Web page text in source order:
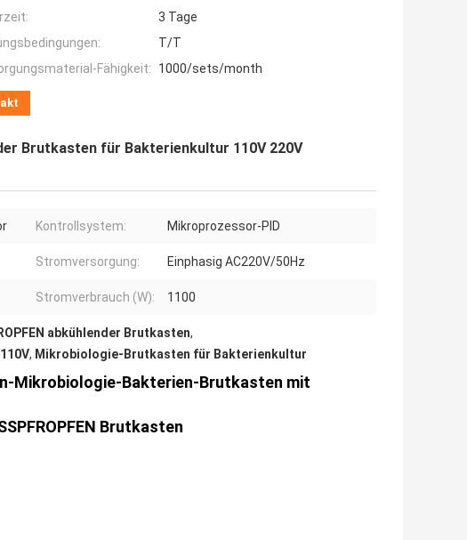
3 Tage
T/T
Fähigkeit:
1000/sets/month
Brutkasten für Bakterienkultur 110V 220V
Kontrollsystem: Mikroprozessor-PID
Stromversorgung: Einphasig AC220V/50Hz
Stromverbrauch (W): 1100
abkühlender Brutkasten,
, Mikrobiologie-Brutkasten für Bakterienkultur
Mikrobiologie-Bakterien-Brutkasten mit
Brutkasten